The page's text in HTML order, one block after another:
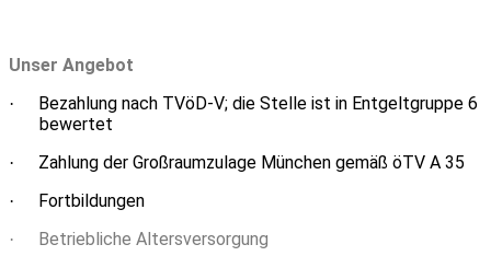
Unser Angebot
·
Bezahlung nach TVöD-V; die Stelle ist in Entgeltgruppe 6
bewertet
· Zahlung der Großraumzulage München gemäß öTV A 35
· Fortbildungen
· Betriebliche Altersversorgung